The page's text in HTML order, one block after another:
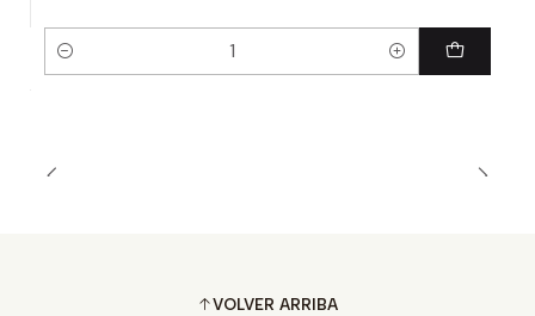
Cantidad
VOLVER ARRIBA